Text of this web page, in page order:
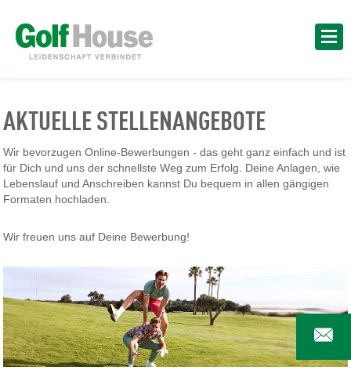
AKTUELLE STELLENANGEBOTE
Wir bevorzugen Online-Bewerbungen - das geht ganz einfach und ist
für Dich und uns der schnellste Weg zum Erfolg. Deine Anlagen, wie
Lebenslauf und Anschreiben kannst Du bequem in allen gängigen
Formaten hochladen.
Wir freuen uns auf Deine Bewerbung!